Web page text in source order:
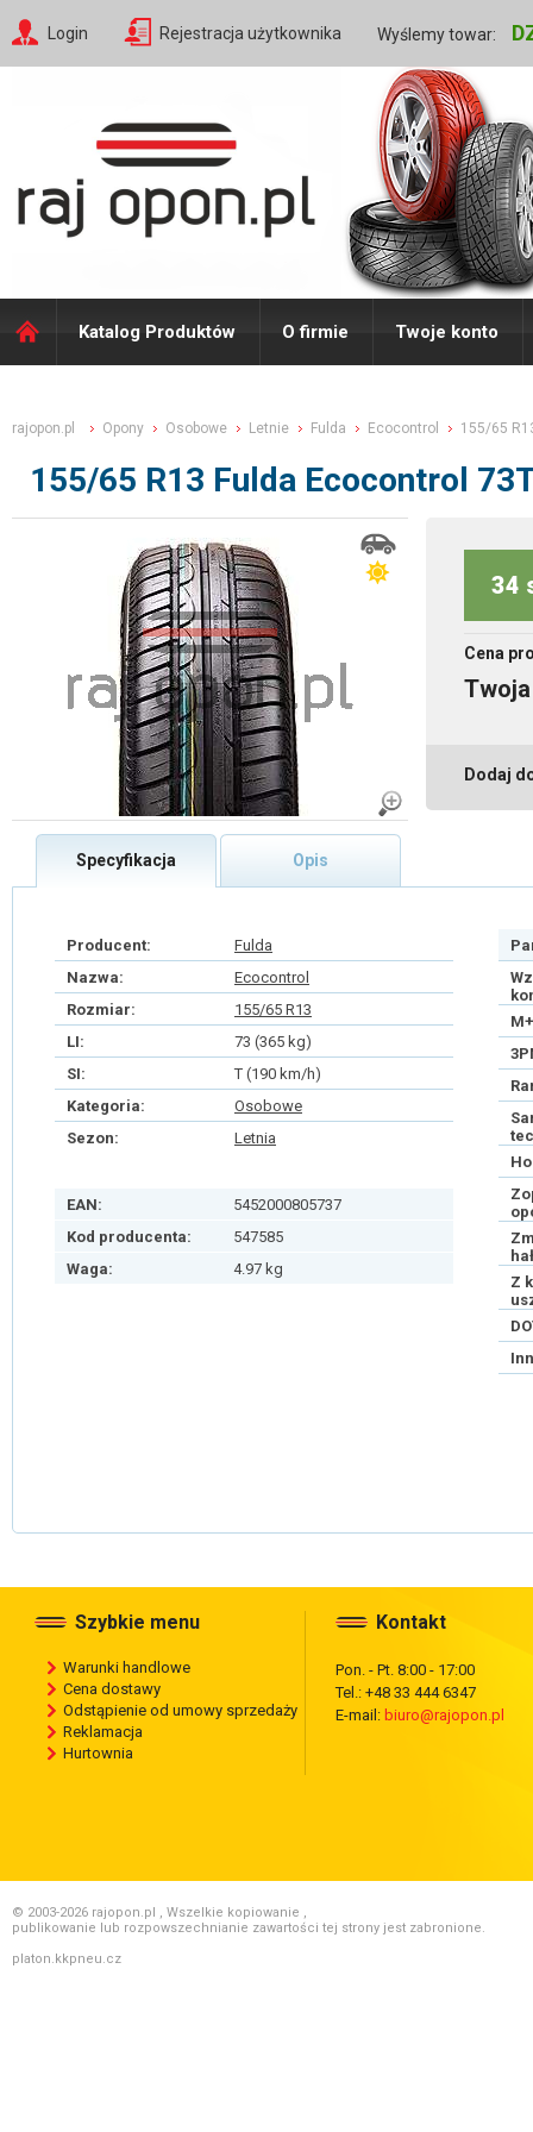
Login Rejestracja użytkownika Wyślemy towar:
Katalog Produktów O firmie Twoje konto
rajopon.pl Opony Osobowe Letnie Fulda Ecocontrol 155/65
155/65 R13 Fulda Ecocontrol
34
Cena
Dodaj
Specyfikacja Opis
Producent:
Fulda
Nazwa:
Ecocontrol
Rozmiar:
155/65 R13
LI:
73 (365 kg)
SI:
T (190 km/h)
Kategoria:
Osobowe
Sezon:
Letnia
EAN:
5452000805737
Kod producenta:
547585
Waga:
4.97 kg
Z
Szybkie menu
Warunki handlowe
Cena dostawy
Odstąpienie od umowy sprzedaży
Reklamacja
Hurtownia
Kontakt
Pon. - Pt. 8:00 - 17:00
Tel.: +48 33 444 6347
E-mail: biuro@rajopon.pl
© 2003-2026 rajopon.pl , Wszelkie kopiowanie ,
publikowanie lub rozpowszechnianie zawartości tej strony jest zabronione.
platon.kkpneu.cz